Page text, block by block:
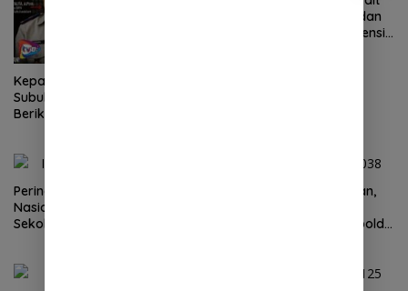
Kepala BPN Kota
Subulussalam Diminta
Berikan Penjelasan
Kepastian
Dugaan Pengancaman dan
Pelarangan Liputan Diatensi
Peringatan Hari Anak
Nasional 2026 di Sejumlah
Sekolah Belum Sesuai
2 Minggu Tanpa Jawaban,
Gelar Aksi Damai Di Mapolda